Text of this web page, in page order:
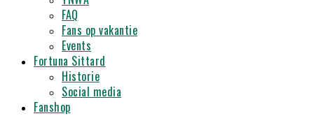
FAQ
Fans op vakantie
Events
Fortuna Sittard
Historie
Social media
Fanshop